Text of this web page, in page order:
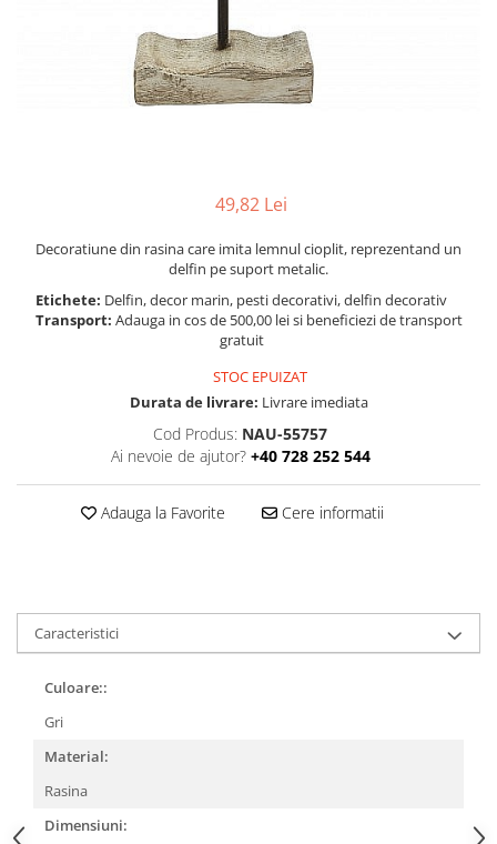
Barci, vapoare, ambarcatiuni
Decoratiuni care se agata
49,82 Lei
Decoratiune din rasina care imita lemnul cioplit, reprezentand un
delfin pe suport metalic.
Etichete: Delfin, decor marin, pesti decorativi, delfin decorativ
Transport: Adauga in cos de 500,00 lei si beneficiezi de transport
gratuit
STOC EPUIZAT
Durata de livrare: Livrare imediata
Cod Produs: NAU-55757
Ai nevoie de ajutor? +40 728 252 544
Adauga la Favorite Cere informatii
Caracteristici
Culoare::
Gri
Material:
Rasina
Dimensiuni: